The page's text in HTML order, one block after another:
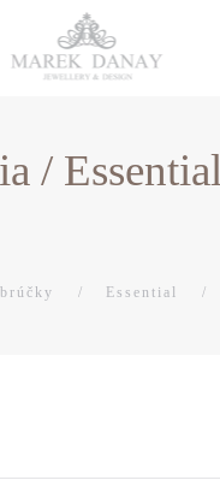
/ Essential
Essential